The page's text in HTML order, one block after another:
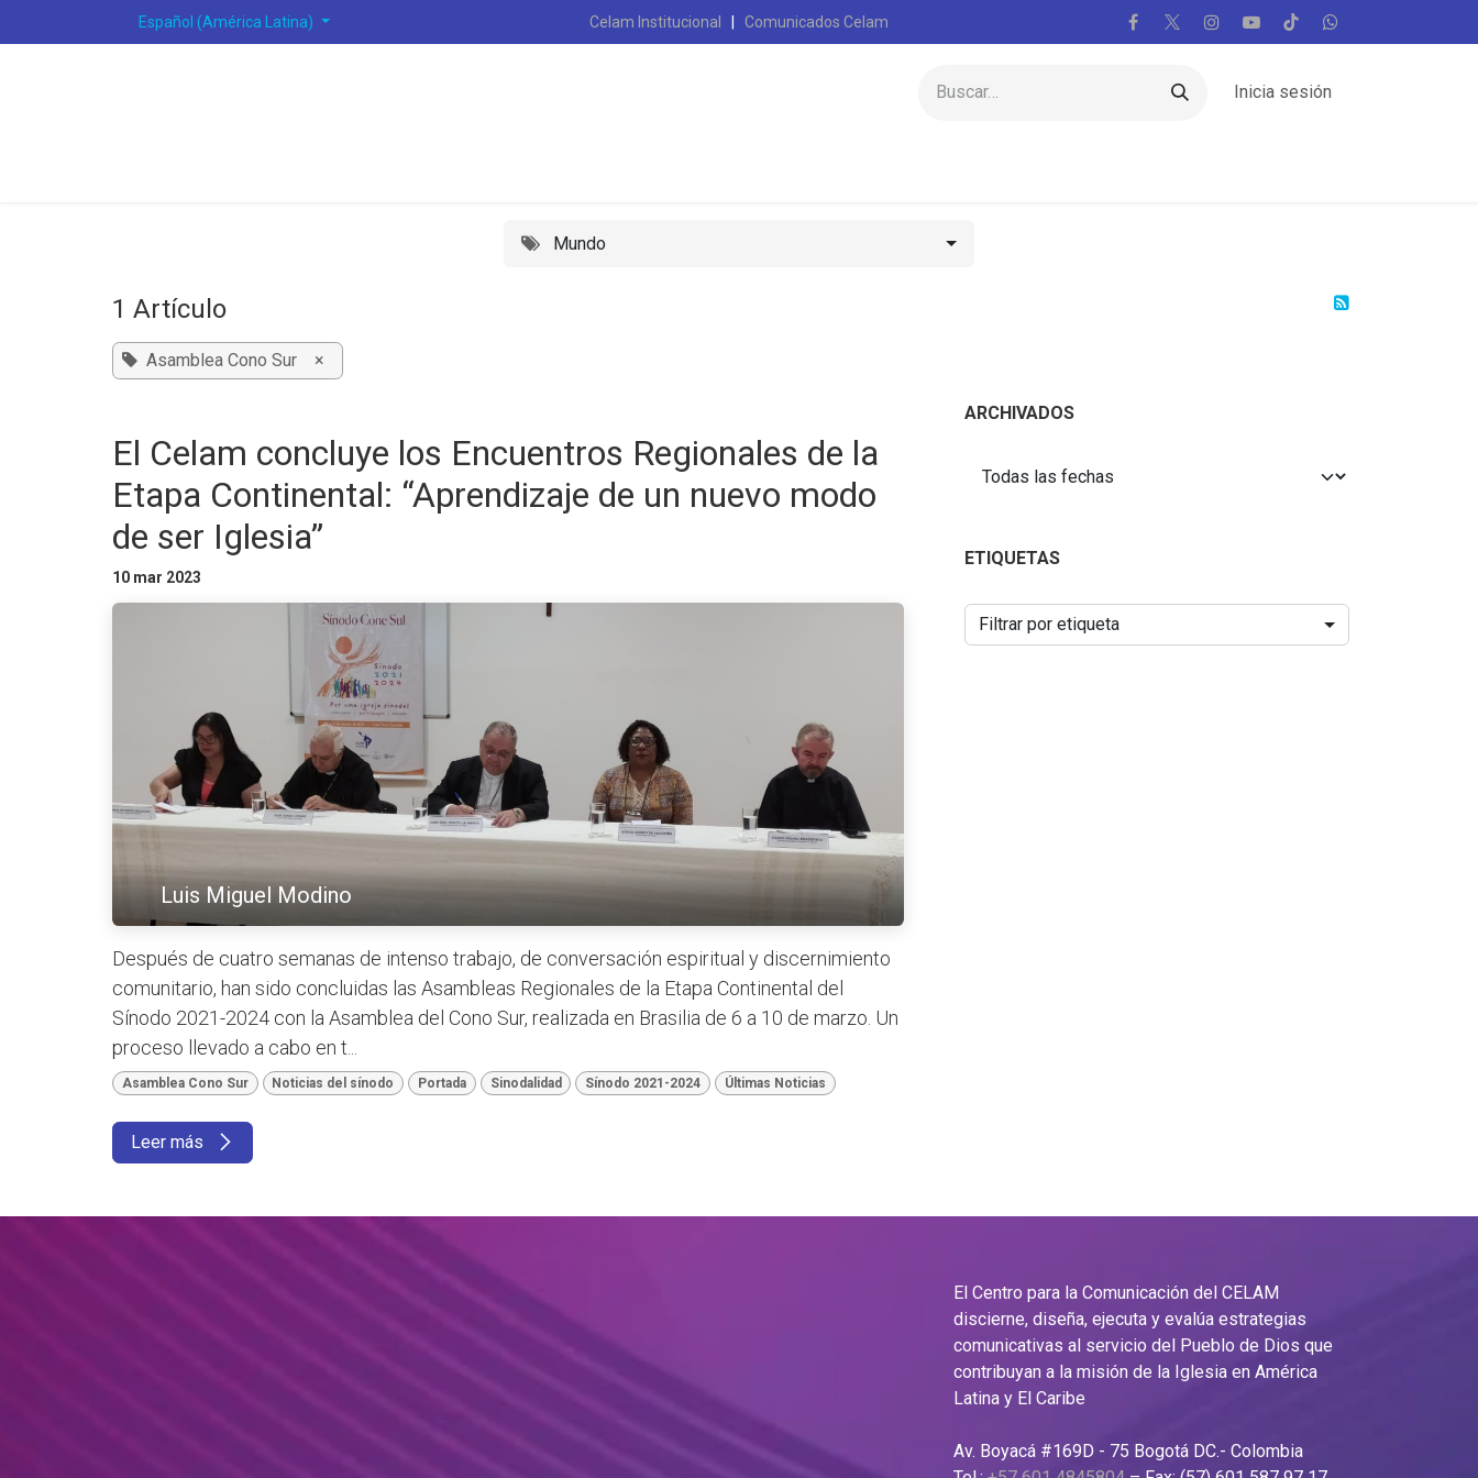
Español (América Latina) Celam Institucional | Comunicados Celam
Inicia sesión
Mundo
1 Artículo
Asamblea Cono Sur ×
El Celam concluye los Encuentros Regionales de la
Etapa Continental: “Aprendizaje de un nuevo modo
de ser Iglesia”
10 mar 2023
Luis Miguel Modino
Después de cuatro semanas de intenso trabajo, de conversación espiritual y discernimiento
comunitario, han sido concluidas las Asambleas Regionales de la Etapa Continental del
Sínodo 2021-2024 con la Asamblea del Cono Sur, realizada en Brasilia de 6 a 10 de marzo. Un
proceso llevado a cabo en t...
Asamblea Cono Sur Noticias del sínodo Portada Sinodalidad Sínodo 2021-2024 Últimas Noticias
Leer más
ARCHIVADOS
ETIQUETAS
Filtrar por etiqueta
El Centro para la Comunicación del CELAM
discierne, diseña, ejecuta y evalúa estrategias
comunicativas al servicio del Pueblo de Dios que
contribuyan a la misión de la Iglesia en América
Latina y El Caribe
Av. Boyacá #169D - 75 Bogotá DC.- Colombia